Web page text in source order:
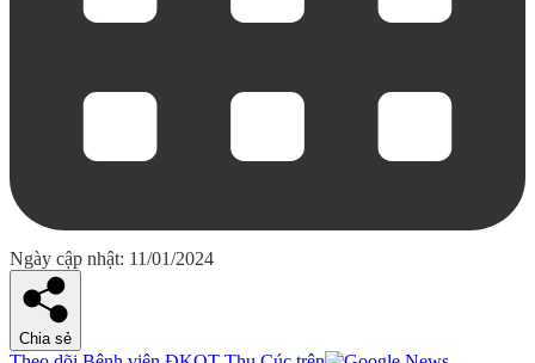
Ngày cập nhật: 11/01/2024
Chia sẻ